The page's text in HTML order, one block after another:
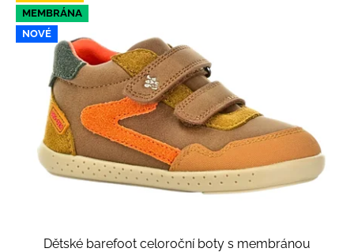
o
d
p MEMBRÁNA
NOVÉ
Dětské barefoot celoroční boty s membránou